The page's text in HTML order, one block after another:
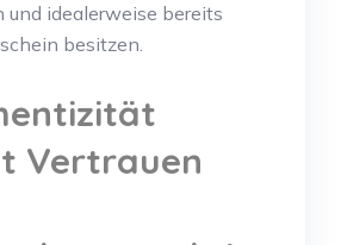
und idealerweise bereits
besitzen.
Vertrauen